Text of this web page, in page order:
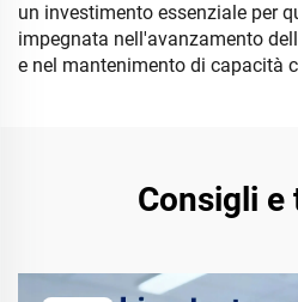
un investimento essenziale per
impegnata nell'avanzamento
e nel mantenimento di capacità
Consigli e